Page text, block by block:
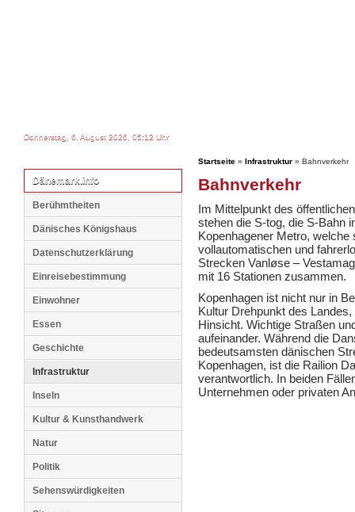
Donnerstag, 6. August 2026, 05:12 Uhr
Dänemark.info
Berühmtheiten
Dänisches Königshaus
Datenschutzerklärung
Einreisebestimmung
Einwohner
Essen
Geschichte
Infrastruktur
Inseln
Kultur & Kunsthandwerk
Natur
Politik
Sehenswürdigkeiten
Startseite » Infrastruktur » Bahnverkehr
Bahnverkehr
Im Mittelpunkt des
stehen die S-tog, die S-Bahn
Kopenhagener Metro,
vollautomatischen und
Strecken Vanløse –
mit 16 Stationen zusammen.
Kopenhagen ist nicht nur in
Kultur Drehpunkt des
Hinsicht. Wichtige Straßen
aufeinander. Während die
bedeutsamsten dänischen
Kopenhagen, ist die Railion
verantwortlich. In beiden
Unternehmen oder privaten